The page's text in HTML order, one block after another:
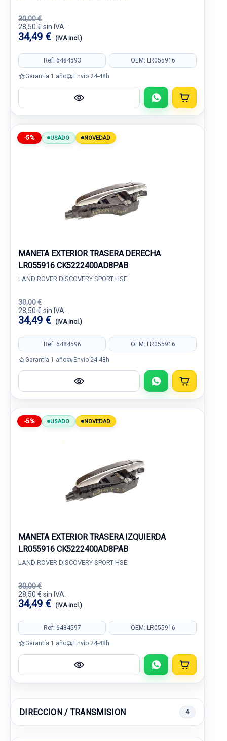
30,00 €
28,50 € sin IVA.
34,49 € (IVA incl.)
Ref: 6484593 OEM: LR055916
Garantía 1 año Envío 24-48h
-5% USADO NOVEDAD
MANETA EXTERIOR TRASERA DERECHA
LR055916 CK5222400AD8PAB
LAND ROVER DISCOVERY SPORT HSE
30,00 €
28,50 € sin IVA.
34,49 € (IVA incl.)
Ref: 6484596 OEM: LR055916
Garantía 1 año Envío 24-48h
-5% USADO NOVEDAD
MANETA EXTERIOR TRASERA IZQUIERDA
LR055916 CK5222400AD8PAB
LAND ROVER DISCOVERY SPORT HSE
30,00 €
28,50 € sin IVA.
34,49 € (IVA incl.)
Ref: 6484597 OEM: LR055916
Garantía 1 año Envío 24-48h
DIRECCION / TRANSMISION 4